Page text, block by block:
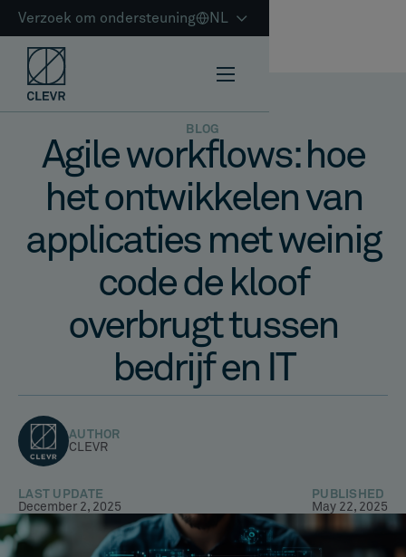
Verzoek om ondersteuning NL
BLOG
Agile workflows: hoe
het ontwikkelen van
applicaties met weinig
code de kloof
overbrugt tussen
bedrijf en IT
AUTHOR
CLEVR
LAST UPDATE
December 2, 2025
PUBLISHED
May 22, 2025